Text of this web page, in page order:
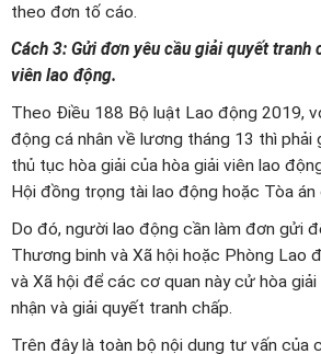
theo đơn tố cáo.
Cách 3: Gửi đơn yêu cầu giải quyết tranh
viên lao động.
Theo Điều 188 Bộ luật Lao động 2019,
động cá nhân về lương tháng 13 thì phải
thủ tục hòa giải của hòa giải viên lao
Hội đồng trọng tài lao động hoặc Tòa án
Do đó, người lao động cần làm đơn gửi
Thương binh và Xã hội hoặc Phòng Lao
và Xã hội để các cơ quan này cử hòa
nhận và giải quyết tranh chấp.
Trên đây là toàn bộ nội dung tư vấn của